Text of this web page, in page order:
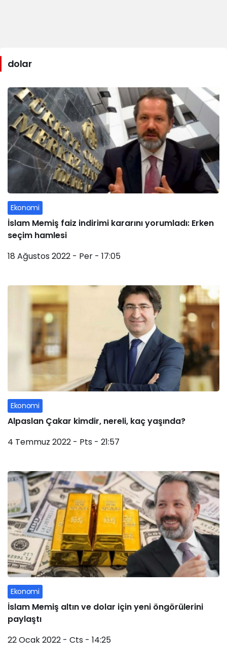
dolar
Ekonomi
İslam Memiş faiz indirimi kararını yorumladı: Erken
seçim hamlesi
18 Ağustos 2022 - Per - 17:05
Ekonomi
Alpaslan Çakar kimdir, nereli, kaç yaşında?
4 Temmuz 2022 - Pts - 21:57
Ekonomi
İslam Memiş altın ve dolar için yeni öngörülerini
paylaştı
22 Ocak 2022 - Cts - 14:25